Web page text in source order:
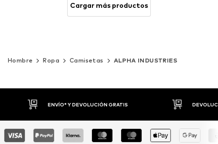
Cargar más productos
Hombre Ropa Camisetas ALPHA INDUSTRIES
DEVOLUCIONES HASTA 30 DÍAS